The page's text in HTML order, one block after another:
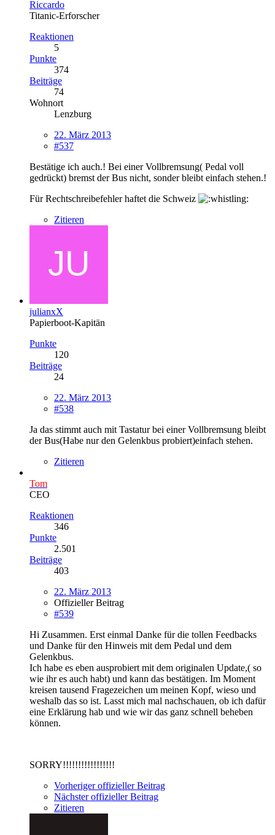
Riccardo
Titanic-Erforscher
Reaktionen
5
Punkte
374
Beiträge
74
Wohnort
Lenzburg
22. März 2013
#537
Bestätige ich auch.! Bei einer Vollbremsung( Pedal voll
gedrückt) bremst der Bus nicht, sonder bleibt einfach stehen.!
Für Rechtschreibefehler haftet die Schweiz
Zitieren
julianxX
Papierboot-Kapitän
Punkte
120
Beiträge
24
22. März 2013
#538
Ja das stimmt auch mit Tastatur bei einer Vollbremsung bleibt
der Bus(Habe nur den Gelenkbus probiert)einfach stehen.
Zitieren
Tom
CEO
Reaktionen
346
Punkte
2.501
Beiträge
403
22. März 2013
Offizieller Beitrag
#539
Hi Zusammen. Erst einmal Danke für die tollen Feedbacks
und Danke für den Hinweis mit dem Pedal und dem
Gelenkbus.
Ich habe es eben ausprobiert mit dem originalen Update,( so
wie ihr es auch habt) und kann das bestätigen. Im Moment
kreisen tausend Fragezeichen um meinen Kopf, wieso und
weshalb das so ist. Lasst mich mal nachschauen, ob ich dafür
eine Erklärung hab und wie wir das ganz schnell beheben
können.
SORRY!!!!!!!!!!!!!!!!!
Vorheriger offizieller Beitrag
Nächster offizieller Beitrag
Zitieren